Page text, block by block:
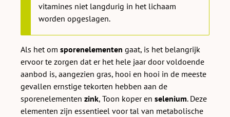
vitamines niet langdurig in het lichaam
worden opgeslagen.
Als het om sporenelementen gaat, is het belangrijk
ervoor te zorgen dat er het hele jaar door voldoende
aanbod is, aangezien gras, hooi en hooi in de meeste
gevallen ernstige tekorten hebben aan de
sporenelementen zink, Toon koper en selenium. Deze
elementen zijn essentieel voor tal van metabolische